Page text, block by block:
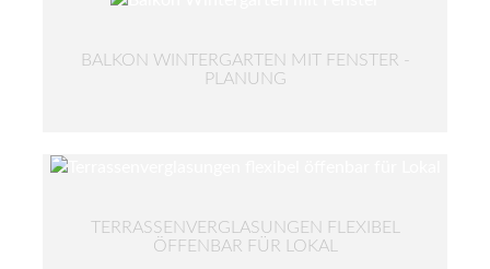
BALKON WINTERGARTEN MIT FENSTER -
PLANUNG
TERRASSENVERGLASUNGEN FLEXIBEL
ÖFFENBAR FÜR LOKAL